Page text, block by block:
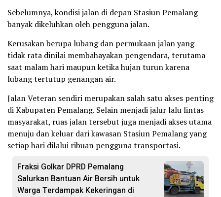
Sebelumnya, kondisi jalan di depan Stasiun Pemalang
banyak dikeluhkan oleh pengguna jalan.
Kerusakan berupa lubang dan permukaan jalan yang
tidak rata dinilai membahayakan pengendara, terutama
saat malam hari maupun ketika hujan turun karena
lubang tertutup genangan air.
Jalan Veteran sendiri merupakan salah satu akses penting
di Kabupaten Pemalang. Selain menjadi jalur lalu lintas
masyarakat, ruas jalan tersebut juga menjadi akses utama
menuju dan keluar dari kawasan Stasiun Pemalang yang
setiap hari dilalui ribuan pengguna transportasi.
Fraksi Golkar DPRD Pemalang
Salurkan Bantuan Air Bersih untuk
Warga Terdampak Kekeringan di